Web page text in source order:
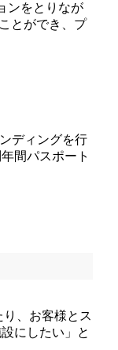
ンをとりなが
とができ、プ
ディングを行
間パスポート
、お客様とス
にしたい」と